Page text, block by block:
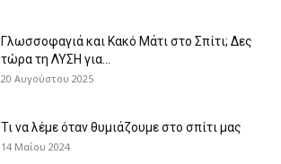
Γλωσσοφαγιά και Κακό Μάτι στο Σπίτι; Δες
τώρα τη ΛΥΣΗ για...
20 Αυγούστου 2025
Τι να λέμε όταν θυμιάζουμε στο σπίτι μας
14 Μαΐου 2024